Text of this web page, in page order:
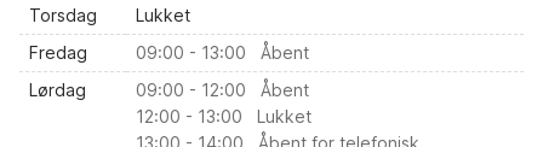
Torsdag
Lukket
Fredag
09:00 - 13:00 Åbent
Lørdag
09:00 - 12:00 Åbent
12:00 - 13:00 Lukket
13:00 - 14:00 Åbent for telefonisk